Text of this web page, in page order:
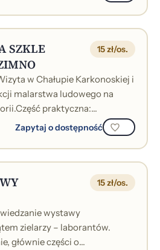
SZKLE
15 zł/os.
w Chałupie Karkonoskiej i
malarstwa ludowego na
praktyczna:
techniką malo...
Zapytaj o dostępność
15 zł/os.
wystawy
zielarzy – laborantów.
głównie części o